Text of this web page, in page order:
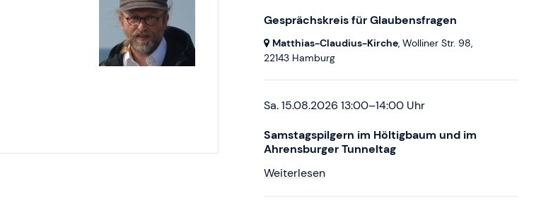
Gesprächskreis für Glaubensfragen
Matthias-Claudius-Kirche, Wolliner Str. 98,
22143 Hamburg
Sa. 15.08.2026 13:00–14:00 Uhr
Samstagspilgern im Höltigbaum und im
Ahrensburger Tunneltag
Weiterlesen